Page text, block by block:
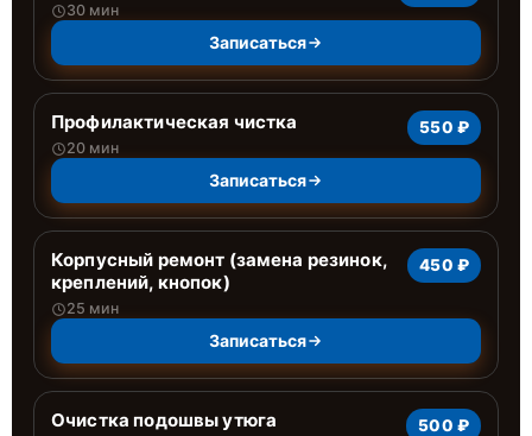
30 мин
Записаться
Профилактическая чистка
20 мин
550 ₽
Записаться
Корпусный ремонт (замена резинок,
креплений, кнопок)
25 мин
450 ₽
Записаться
Очистка подошвы утюга 500 ₽